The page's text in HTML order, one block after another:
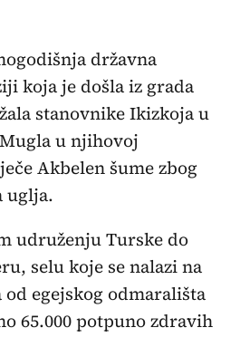
državna
koja je došla iz grada
stanovnike Ikizkoja u
u njihovoj
Akbelen šume zbog
uglja.
udruženju Turske do
selu koje se nalazi na
egejskog odmarališta
65.000 potpuno zdravih